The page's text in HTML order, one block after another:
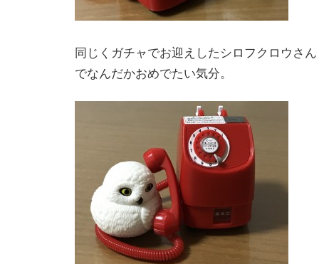
同じくガチャでお迎えしたシロフクロウさ
でなんだかおめでたい気分。